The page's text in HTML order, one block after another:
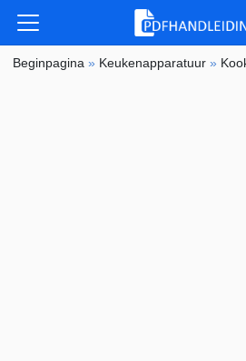
Beginpagina » Keukenapparatuur »